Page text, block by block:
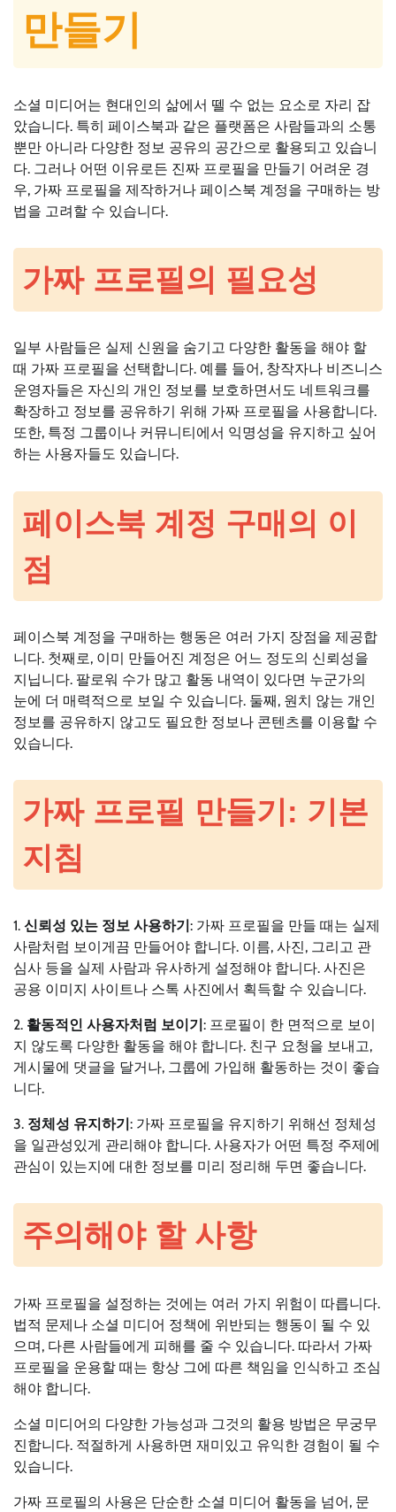
만들기
소셜 미디어는 현대인의 삶에서 뗄 수 없는 요소로 자리 잡
았습니다. 특히 페이스북과 같은 플랫폼은 사람들과의 소통
뿐만 아니라 다양한 정보 공유의 공간으로 활용되고 있습니
다. 그러나 어떤 이유로든 진짜 프로필을 만들기 어려운 경
우, 가짜 프로필을 제작하거나 페이스북 계정을 구매하는 방
법을 고려할 수 있습니다.
가짜 프로필의 필요성
일부 사람들은 실제 신원을 숨기고 다양한 활동을 해야 할
때 가짜 프로필을 선택합니다. 예를 들어, 창작자나 비즈니스
운영자들은 자신의 개인 정보를 보호하면서도 네트워크를
확장하고 정보를 공유하기 위해 가짜 프로필을 사용합니다.
또한, 특정 그룹이나 커뮤니티에서 익명성을 유지하고 싶어
하는 사용자들도 있습니다.
페이스북 계정 구매의 이
점
페이스북 계정을 구매하는 행동은 여러 가지 장점을 제공합
니다. 첫째로, 이미 만들어진 계정은 어느 정도의 신뢰성을
지닙니다. 팔로워 수가 많고 활동 내역이 있다면 누군가의
눈에 더 매력적으로 보일 수 있습니다. 둘째, 원치 않는 개인
정보를 공유하지 않고도 필요한 정보나 콘텐츠를 이용할 수
있습니다.
가짜 프로필 만들기: 기본
지침
1. 신뢰성 있는 정보 사용하기 : 가짜 프로필을 만들 때는 실제
사람처럼 보이게끔 만들어야 합니다. 이름, 사진, 그리고 관
심사 등을 실제 사람과 유사하게 설정해야 합니다. 사진은
공용 이미지 사이트나 스톡 사진에서 획득할 수 있습니다.
2. 활동적인 사용자처럼 보이기 : 프로필이 한 면적으로 보이
지 않도록 다양한 활동을 해야 합니다. 친구 요청을 보내고,
게시물에 댓글을 달거나, 그룹에 가입해 활동하는 것이 좋습
니다.
3. 정체성 유지하기 : 가짜 프로필을 유지하기 위해선 정체성
을 일관성있게 관리해야 합니다. 사용자가 어떤 특정 주제에
관심이 있는지에 대한 정보를 미리 정리해 두면 좋습니다.
주의해야 할 사항
가짜 프로필을 설정하는 것에는 여러 가지 위험이 따릅니다.
법적 문제나 소셜 미디어 정책에 위반되는 행동이 될 수 있
으며, 다른 사람들에게 피해를 줄 수 있습니다. 따라서 가짜
프로필을 운용할 때는 항상 그에 따른 책임을 인식하고 조심
해야 합니다.
소셜 미디어의 다양한 가능성과 그것의 활용 방법은 무궁무
진합니다. 적절하게 사용하면 재미있고 유익한 경험이 될 수
있습니다.
가짜 프로필의 사용은 단순한 소셜 미디어 활동을 넘어, 문